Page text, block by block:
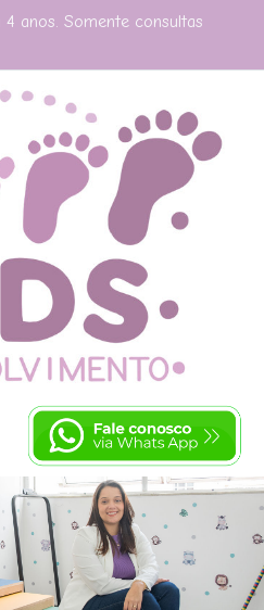
anos. Somente consultas